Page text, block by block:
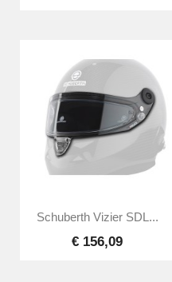
Schuberth Vizier SDL...
€ 156,09